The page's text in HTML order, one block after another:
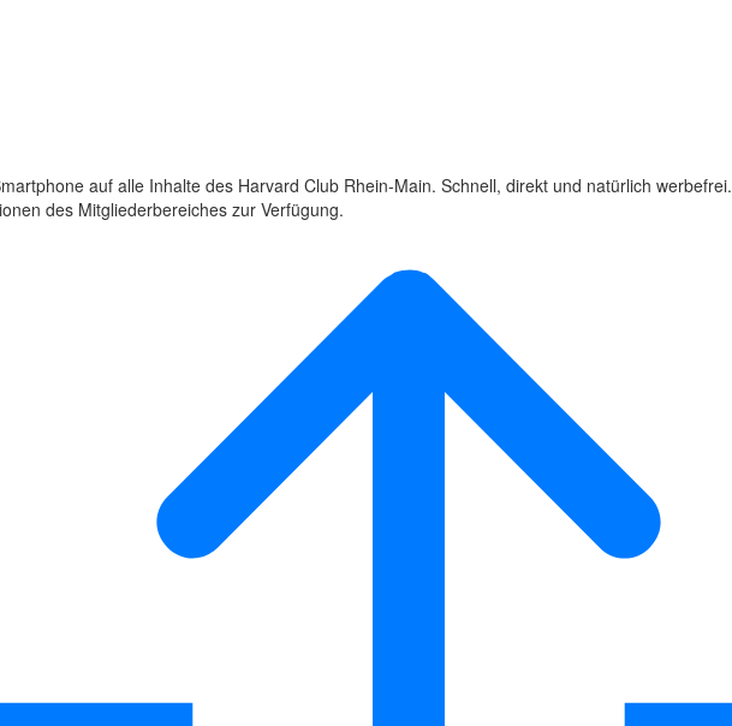
auf alle Inhalte des Harvard Club Rhein-Main. Schnell, direkt und natürlich werbefrei.
des Mitgliederbereiches zur Verfügung.